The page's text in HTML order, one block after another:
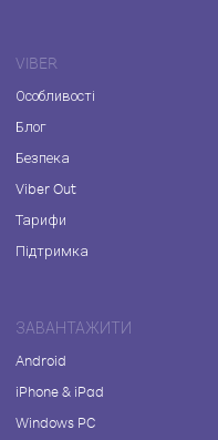
VIBER
Особливості
Блог
Безпека
Viber Out
Тарифи
Підтримка
ЗАВАНТАЖИТИ
Android
iPhone & iPad
Windows PC